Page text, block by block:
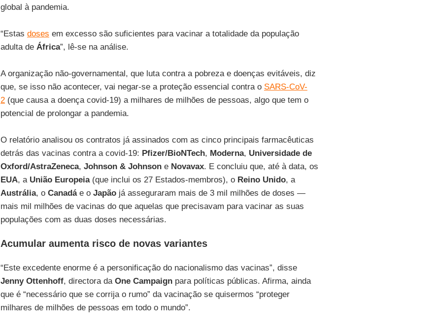
global à pandemia.
“Estas doses em excesso são suficientes para vacinar a totalidade da população
adulta de África”, lê-se na análise.
A organização não-governamental, que luta contra a pobreza e doenças evitáveis, diz
que, se isso não acontecer, vai negar-se a proteção essencial contra o SARS-CoV-
2(que causa a doença covid-19) a milhares de milhões de pessoas, algo que tem o
potencial de prolongar a pandemia.
O relatório analisou os contratos já assinados com as cinco principais farmacêuticas
detrás das vacinas contra a covid-19: Pfizer/BioNTech, Moderna, Universidade de
Oxford/AstraZeneca, Johnson & Johnsone Novavax. E concluiu que, até à data, os
EUA, a União Europeia(que inclui os 27 Estados-membros), o Reino Unido, a
Austrália, o Canadáe o Japãojá asseguraram mais de 3 mil milhões de doses —
mais mil milhões de vacinas do que aquelas que precisavam para vacinar as suas
populações com as duas doses necessárias.
Acumular aumenta risco de novas variantes
“Este excedente enorme é a personificação do nacionalismo das vacinas”, disse
Jenny Ottenhoff, directora da One Campaignpara políticas públicas. Afirma, ainda
que é “necessário que se corrija o rumo” da vacinação se quisermos “proteger
milhares de milhões de pessoas em todo o mundo”.